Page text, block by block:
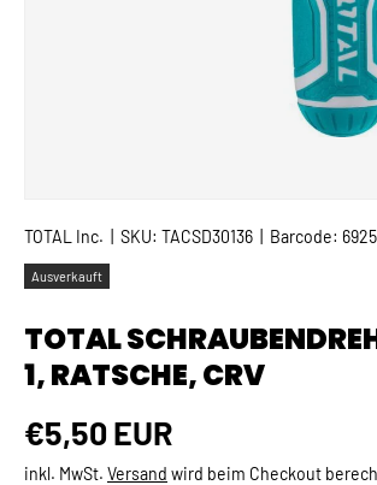
TOTAL Inc. SKU: TACSD30136 Barcode:
Ausverkauft
TOTAL
1, RATSCHE, CRV
Normaler Preis
€5,50 EUR
inkl. MwSt. Versand wird beim Checkout